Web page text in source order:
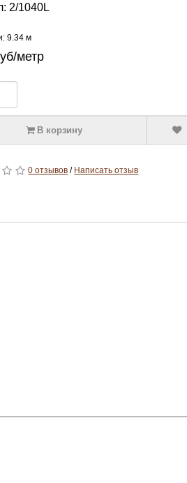
2/1040L
9.34 м
метр
В корзину
0 отзывов / Написать отзыв